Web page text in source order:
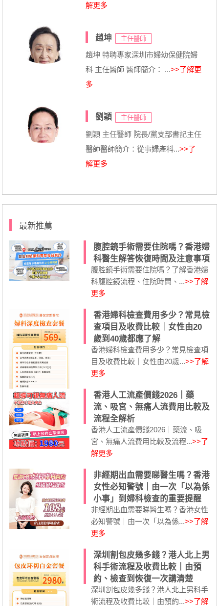
解更多
趙坤 主任醫師
趙坤 特聘專家深圳市婦幼保健院婦
科 主任醫師 醫師簡介： ...>>了解更
多
劉穎 主任醫師
劉穎 主任醫師 院長/黨支部書記主任
醫師醫師簡介：從事婦產科...>>了
解更多
最新推薦
腹腔鏡手術需要住院嗎？香港婦
科醫生解答恢復時間及注意事項
腹腔鏡手術需要住院嗎？了解香港婦
科腹腔鏡流程、住院時間、...>>了解
更多
香港婦科檢查費用多少？常見檢
查項目及收費比較｜女性由20
歲到40歲都應了解
香港婦科檢查費用多少？常見檢查項
目及收費比較｜女性由20歲...>>了解
更多
香港人工流產價錢2026｜藥
流、吸宮、無痛人流費用比較及
流程全解析
香港人工流產價錢2026｜藥流、吸
宮、無痛人流費用比較及流程...>>了
解更多
非經期出血需要睇醫生嗎？香港
女性必知警號｜由一次「以為係
小事」到婦科檢查的重要提醒
非經期出血需要睇醫生嗎？香港女性
必知警號｜由一次「以為係...>>了解
更多
深圳割包皮幾多錢？港人北上男
科手術流程及收費比較｜由預
約、檢查到恢復一次講清楚
深圳割包皮幾多錢？港人北上男科手
術流程及收費比較｜由預約...>>了解